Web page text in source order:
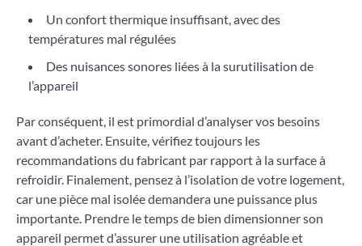
Un confort thermique insuffisant, avec des
températures mal régulées
Des nuisances sonores liées à la surutilisation de
l’appareil
Par conséquent, il est primordial d’analyser vos besoins
avant d’acheter. Ensuite, vérifiez toujours les
recommandations du fabricant par rapport à la surface à
refroidir. Finalement, pensez à l’isolation de votre logement,
car une pièce mal isolée demandera une puissance plus
importante. Prendre le temps de bien dimensionner son
appareil permet d’assurer une utilisation agréable et